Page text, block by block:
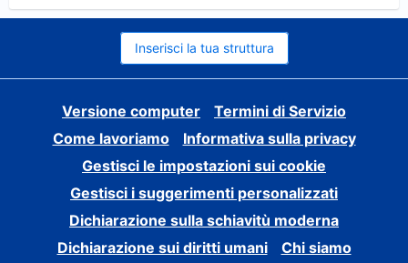
Inserisci la tua struttura
Versione computer
Termini di Servizio
Come lavoriamo
Informativa sulla privacy
Gestisci le impostazioni sui cookie
Gestisci i suggerimenti personalizzati
Dichiarazione sulla schiavitù moderna
Dichiarazione sui diritti umani
Chi siamo